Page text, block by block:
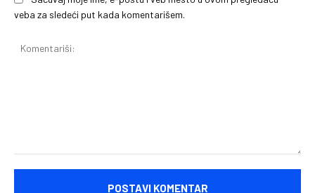
veba za sledeći put kada komentarišem.